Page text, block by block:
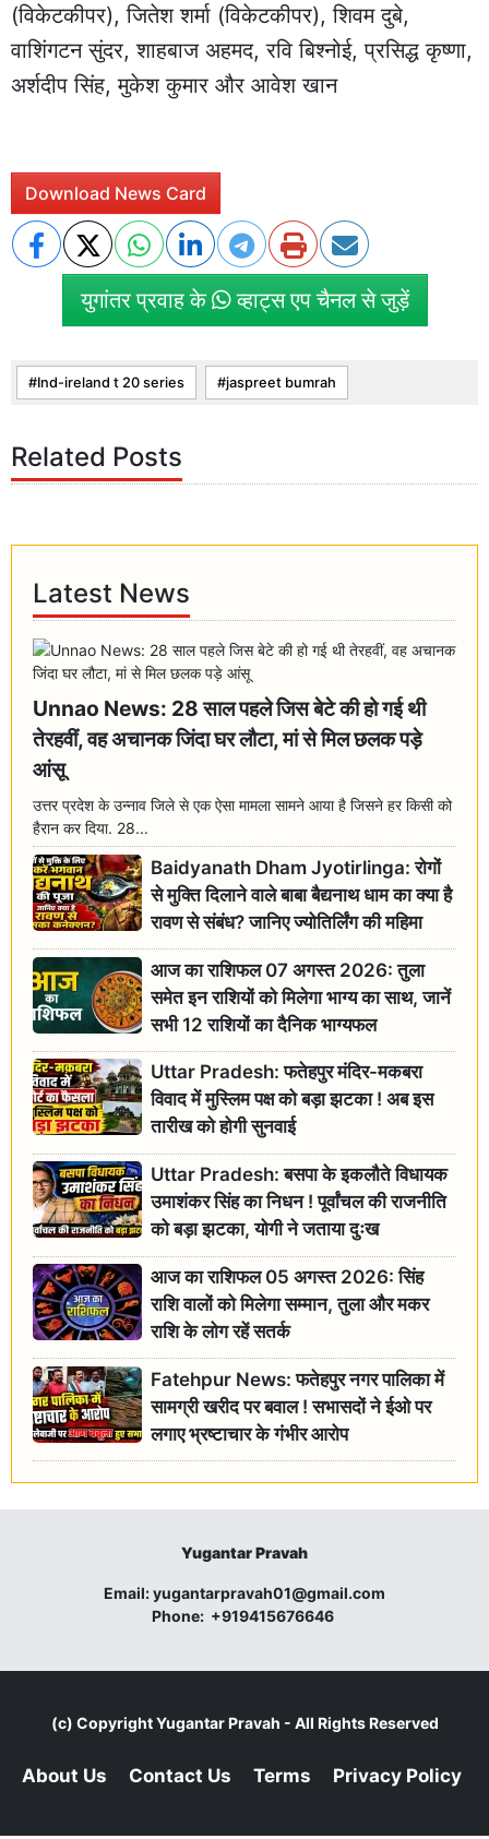
(विकेटकीपर), जितेश शर्मा (विकेटकीपर), शिवम दुबे,
वाशिंगटन सुंदर, शाहबाज अहमद, रवि बिश्नोई, प्रसिद्ध कृष्णा,
अर्शदीप सिंह, मुकेश कुमार और आवेश खान
Download News Card
युगांतर प्रवाह के व्हाट्स एप चैनल से जुड़ें
Ind-ireland t 20 series jaspreet bumrah
Related Posts
Latest News
Unnao News: 28 साल पहले जिस बेटे की हो गई थी
तेरहवीं, वह अचानक जिंदा घर लौटा, मां से मिल छलक पड़े
आंसू
उत्तर प्रदेश के उन्नाव जिले से एक ऐसा मामला सामने आया है जिसने हर किसी को
हैरान कर दिया. 28...
Baidyanath Dham Jyotirlinga: रोगों
से मुक्ति दिलाने वाले बाबा बैद्यनाथ धाम का क्या है
रावण से संबंध? जानिए ज्योतिर्लिंग की महिमा
आज का राशिफल 07 अगस्त 2026: तुला
समेत इन राशियों को मिलेगा भाग्य का साथ, जानें
सभी 12 राशियों का दैनिक भाग्यफल
Uttar Pradesh: फतेहपुर मंदिर-मकबरा
विवाद में मुस्लिम पक्ष को बड़ा झटका ! अब इस
तारीख को होगी सुनवाई
Uttar Pradesh: बसपा के इकलौते विधायक
उमाशंकर सिंह का निधन ! पूर्वांचल की राजनीति
को बड़ा झटका, योगी ने जताया दुःख
आज का राशिफल 05 अगस्त 2026: सिंह
राशि वालों को मिलेगा सम्मान, तुला और मकर
राशि के लोग रहें सतर्क
Fatehpur News: फतेहपुर नगर पालिका में
सामग्री खरीद पर बवाल ! सभासदों ने ईओ पर
लगाए भ्रष्टाचार के गंभीर आरोप
Yugantar Pravah
Email:yugantarpravah01@gmail.com
Phone: +919415676646
(c) CopyrightYugantar Pravah - All Rights Reserved
About Us Contact Us Terms Privacy Policy